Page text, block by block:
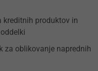
kreditnih produktov in
za oblikovanje naprednih